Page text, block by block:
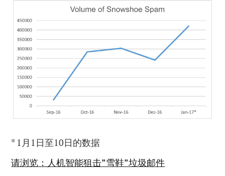
* 1月1日至10日的数据
请浏览：人机智能狙击”雪鞋”垃圾邮件